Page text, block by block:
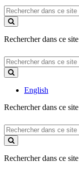
Rechercher
dans
ce
Rechercher dans ce site
Rechercher
dans
ce
English
Rechercher dans ce site
Rechercher
dans
ce
Rechercher dans ce site